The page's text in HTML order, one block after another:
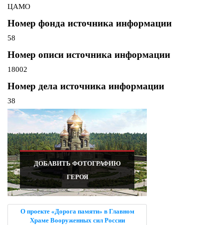
ЦАМО
Номер фонда источника информации
58
Номер описи источника информации
18002
Номер дела источника информации
38
ДОБАВИТЬ ФОТОГРАФИЮ
ГЕРОЯ
О проекте «Дорога памяти» в Главном
Храме Вооруженных сил России